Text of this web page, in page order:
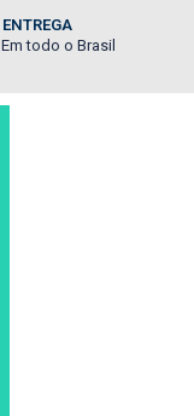
ENTREGA
Em todo o Brasil